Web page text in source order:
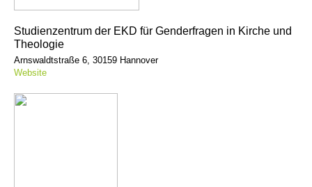
Studienzentrum der EKD für Genderfragen in Kirche und
Theologie
Arnswaldtstraße 6, 30159 Hannover
Website